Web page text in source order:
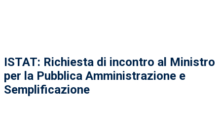
ISTAT: Richiesta di incontro al Ministro
per la Pubblica Amministrazione e
Semplificazione